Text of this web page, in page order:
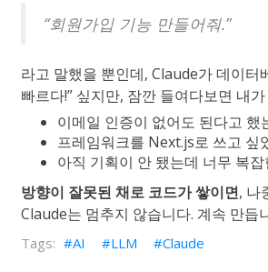
“회원가입 기능 만들어줘.”
라고 말했을 뿐인데, Claude가 데이터
빠르다!” 싶지만, 잠깐 들여다보면 내
이메일 인증이 없어도 된다고 했
프레임워크를 Next.js로 쓰고 싶
아직 기획이 안 됐는데 너무 복
방향이 잘못된 채로 코드가 쌓이면, 나
Claude는 멈추지 않습니다. 계속 만듭
AI LLM Claude